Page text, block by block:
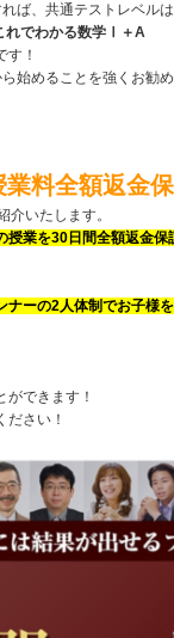
ば、共通テストレベル
でわかる数学Ⅰ＋A
す！
始めることを強くお勧
業料全額返金
いたします。
業を30日間全額返金
ーの2人体制でお子様
できます！
ださい！